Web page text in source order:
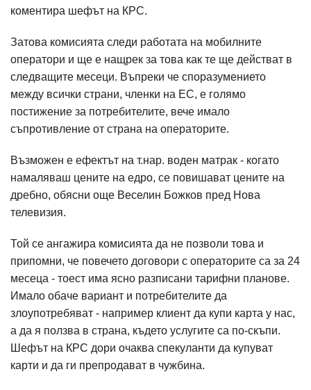
коментира шефът на КРС.
Затова комисията следи работата на мобилните
оператори и ще е нащрек за това как те ще действат в
следващите месеци. Въпреки че споразумението
между всички страни, членки на ЕС, е голямо
постижение за потребителите, вече имало
съпротивление от страна на операторите.
Възможен е ефектът на т.нар. воден матрак - когато
намаляваш цените на едро, се повишават цените на
дребно, обясни още Веселин Божков пред Нова
телевизия.
Той се ангажира комисията да не позволи това и
припомни, че повечето договори с операторите са за 24
месеца - тоест има ясно разписани тарифни планове.
Имало обаче вариант и потребителите да
злоупотребяват - например клиент да купи карта у нас,
а да я ползва в страна, където услугите са по-скъпи.
Шефът на КРС дори очаква спекуланти да купуват
карти и да ги препродават в чужбина.